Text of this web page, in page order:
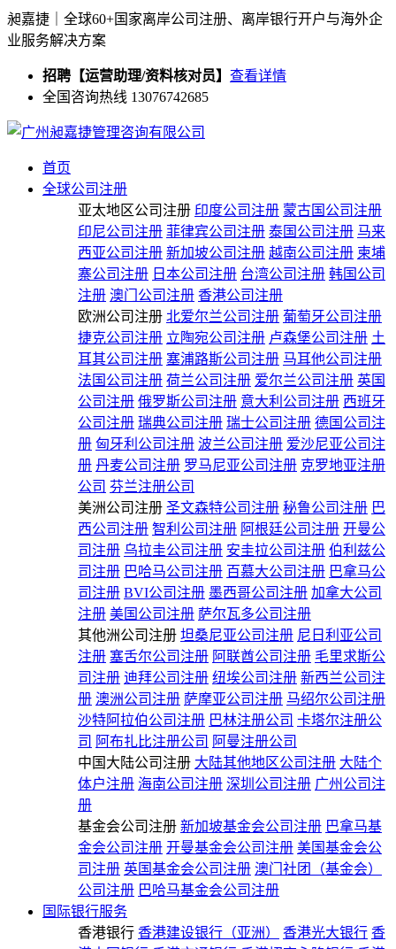
昶嘉捷｜全球60+国家离岸公司注册、离岸银行开户与海外企
业服务解决方案
招聘【运营助理/资料核对员】 查看详情
全国咨询热线 13076742685
首页
全球公司注册
亚太地区公司注册 印度公司注册 蒙古国公司注册
印尼公司注册 菲律宾公司注册 泰国公司注册 马来
西亚公司注册 新加坡公司注册 越南公司注册 柬埔
寨公司注册 日本公司注册 台湾公司注册 韩国公司
注册 澳门公司注册 香港公司注册
欧洲公司注册 北爱尔兰公司注册 葡萄牙公司注册
捷克公司注册 立陶宛公司注册 卢森堡公司注册 土
耳其公司注册 塞浦路斯公司注册 马耳他公司注册
法国公司注册 荷兰公司注册 爱尔兰公司注册 英国
公司注册 俄罗斯公司注册 意大利公司注册 西班牙
公司注册 瑞典公司注册 瑞士公司注册 德国公司注
册 匈牙利公司注册 波兰公司注册 爱沙尼亚公司注
册 丹麦公司注册 罗马尼亚公司注册 克罗地亚注册
公司 芬兰注册公司
美洲公司注册 圣文森特公司注册 秘鲁公司注册 巴
西公司注册 智利公司注册 阿根廷公司注册 开曼公
司注册 乌拉圭公司注册 安圭拉公司注册 伯利兹公
司注册 巴哈马公司注册 百慕大公司注册 巴拿马公
司注册 BVI公司注册 墨西哥公司注册 加拿大公司
注册 美国公司注册 萨尔瓦多公司注册
其他洲公司注册 坦桑尼亚公司注册 尼日利亚公司
注册 塞舌尔公司注册 阿联酋公司注册 毛里求斯公
司注册 迪拜公司注册 纽埃公司注册 新西兰公司注
册 澳洲公司注册 萨摩亚公司注册 马绍尔公司注册
沙特阿拉伯公司注册 巴林注册公司 卡塔尔注册公
司 阿布扎比注册公司 阿曼注册公司
中国大陆公司注册 大陆其他地区公司注册 大陆个
体户注册 海南公司注册 深圳公司注册 广州公司注
册
基金会公司注册 新加坡基金会公司注册 巴拿马基
金会公司注册 开曼基金会公司注册 美国基金会公
司注册 英国基金会公司注册 澳门社团（基金会）
公司注册 巴哈马基金会公司注册
国际银行服务
香港银行 香港建设银行（亚洲） 香港光大银行 香